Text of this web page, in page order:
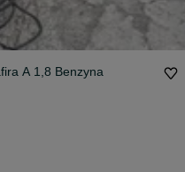
A 1,8 Benzyna